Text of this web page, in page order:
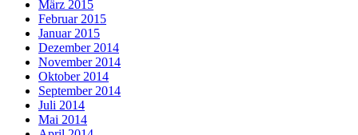
März 2015
Februar 2015
Januar 2015
Dezember 2014
November 2014
Oktober 2014
September 2014
Juli 2014
Mai 2014